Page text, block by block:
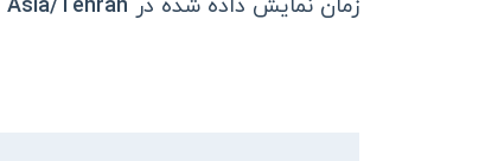
زمان نمایش داده شده در Asia/Tehran